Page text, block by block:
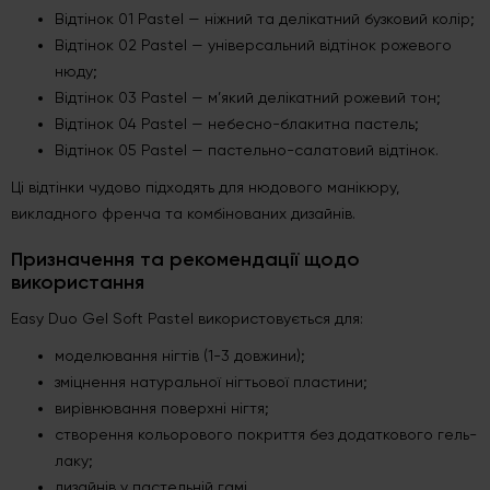
Відтінок 01 Pastel — ніжний та делікатний бузковий колір;
Відтінок 02 Pastel — універсальний відтінок рожевого
нюду;
Відтінок 03 Pastel — м’який делікатний рожевий тон;
Відтінок 04 Pastel — небесно-блакитна пастель;
Відтінок 05 Pastel — пастельно-салатовий відтінок.
Ці відтінки чудово підходять для нюдового манікюру,
викладного френча та комбінованих дизайнів.
Призначення та рекомендації щодо
використання
Easy Duo Gel Soft Pastel використовується для:
моделювання нігтів (1-3 довжини);
зміцнення натуральної нігтьової пластини;
вирівнювання поверхні нігтя;
створення кольорового покриття без додаткового гель-
лаку;
дизайнів у пастельній гамі.